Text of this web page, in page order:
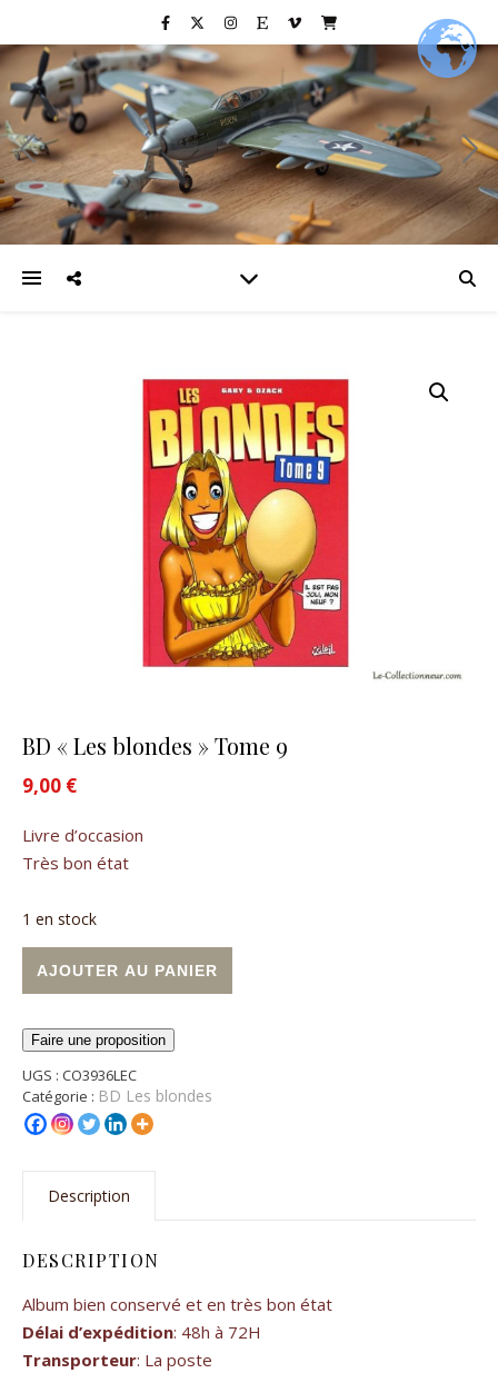
BD « Les blondes » Tome 9
9,00 €
Livre d’occasion
Très bon état
1 en stock
AJOUTER AU PANIER
Faire une proposition
UGS : CO3936LEC
Catégorie : BD Les blondes
Description
DESCRIPTION
Album bien conservé et en très bon état
Délai d’expédition: 48h à 72H
Transporteur: La poste